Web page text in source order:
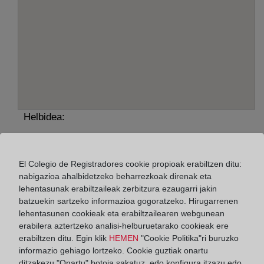
Helbidea:
Horario:
De lunes a viernes de 09:00 a 17:00 horas
Agosto: De lunes a viernes de 09:00 a 14:00 horas
Los días 24 y 31 de diciembre de 09:00 a 14:00
horas
El Colegio de Registradores cookie propioak erabiltzen ditu:
nabigazioa ahalbidetzeko beharrezkoak direnak eta
lehentasunak erabiltzaileak zerbitzura ezaugarri jakin
batzuekin sartzeko informazioa gogoratzeko. Hirugarrenen
lehentasunen cookieak eta erabiltzailearen webgunean
erabilera aztertzeko analisi-helburuetarako cookieak ere
erabiltzen ditu. Egin klik HEMEN "Cookie Politika"ri buruzko
informazio gehiago lortzeko. Cookie guztiak onartu